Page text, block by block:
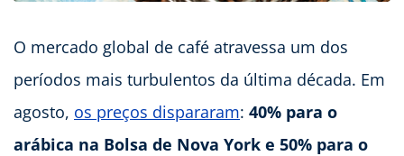
O mercado global de café atravessa um dos
períodos mais turbulentos da última década. Em
agosto, os preços dispararam: 40% para o
arábica na Bolsa de Nova York e 50% para o